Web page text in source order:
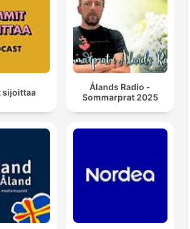
sijoittaa
Ålands Radio -
Sommarprat 2025